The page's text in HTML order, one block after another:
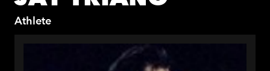
Athlete